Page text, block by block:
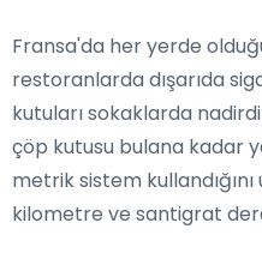
Fransa'da her yerde
restoranlarda dışarıda
kutuları sokaklarda
çöp kutusu bulana kadar
metrik sistem
kilometre ve santigrat